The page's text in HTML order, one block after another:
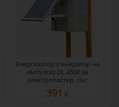
Eнергизатор (генератор на
импулси) DL 4500 за
електропастир, със
соларен панел 30 W
391 €